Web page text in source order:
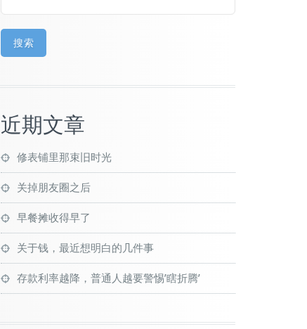
搜索
近期文章
修表铺里那束旧时光
关掉朋友圈之后
早餐摊收得早了
关于钱，最近想明白的几件事
存款利率越降，普通人越要警惕’瞎折腾’